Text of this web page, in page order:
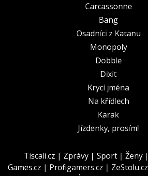
Carcassonne
Bang
Osadníci z Katanu
Monopoly
Dobble
Dixit
Krycí jména
Na křídlech
Karak
Jízdenky, prosím!
Tiscali.cz | Zprávy | Sport | Ženy |
Games.cz | Profigamers.cz | ZeStolu.cz